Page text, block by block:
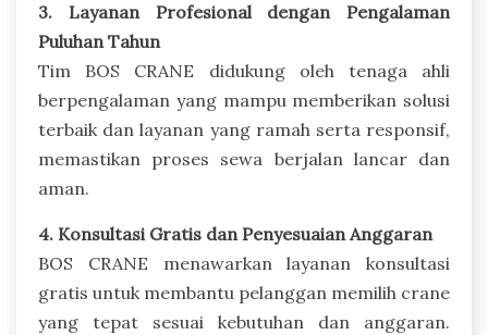
3. Layanan Profesional dengan Pengalaman
Puluhan Tahun
Tim BOS CRANE didukung oleh tenaga ahli
berpengalaman yang mampu memberikan solusi
terbaik dan layanan yang ramah serta responsif,
memastikan proses sewa berjalan lancar dan
aman.
4. Konsultasi Gratis dan Penyesuaian Anggaran
BOS CRANE menawarkan layanan konsultasi
gratis untuk membantu pelanggan memilih crane
yang tepat sesuai kebutuhan dan anggaran.